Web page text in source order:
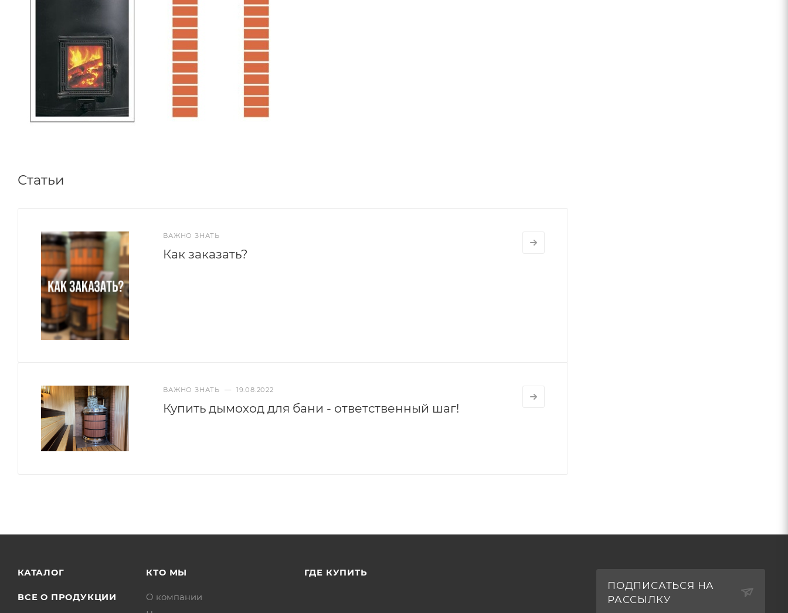
Статьи
ВАЖНО ЗНАТЬ
Как заказать?
ВАЖНО ЗНАТЬ — 19.08.2022
Купить дымоход для бани - ответственный шаг!
КАТАЛОГ
ВСЕ О ПРОДУКЦИИ
КТО МЫ
О компании
ГДЕ КУПИТЬ
ПОДПИСАТЬСЯ НА
РАССЫЛКУ